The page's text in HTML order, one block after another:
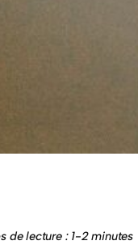
de lecture : 1-2 minutes